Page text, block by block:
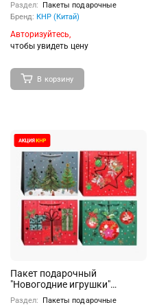
Раздел:
Пакеты подарочные
Бренд: КНР (Китай)
Авторизуйтесь,
чтобы увидеть цену
В корзину
Пакет подарочный
"Новогодние игрушки"
26*12*32 см.
Раздел:
Пакеты подарочные